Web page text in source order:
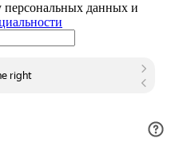
персональных данных и